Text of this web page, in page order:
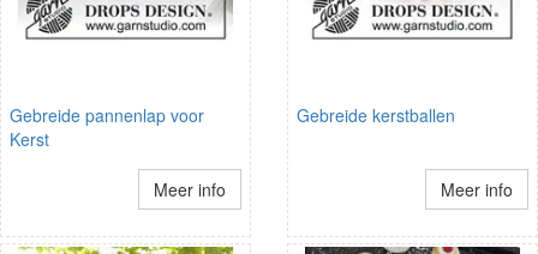
Gebreide pannenlap voor
Kerst
Meer info
Gebreide kerstballen
Meer info